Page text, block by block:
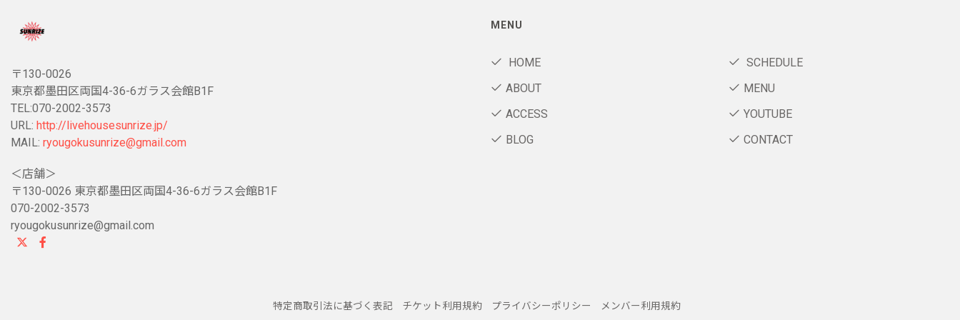
〒130-0026
東京都墨田区両国4-36-6ガラス会館B1F
TEL:070-2002-3573
URL: http://livehousesunrize.jp/
MAIL: ryougokusunrize@gmail.com
＜店舗＞
〒130-0026 東京都墨田区両国4-36-6ガラス会館B1F
070-2002-3573
ryougokusunrize@gmail.com
MENU
HOME
SCHEDULE
ABOUT
MENU
ACCESS
YOUTUBE
BLOG
CONTACT
特定商取引法に基づく表記 チケット利用規約 プライバシーポリシー メンバー利用規約